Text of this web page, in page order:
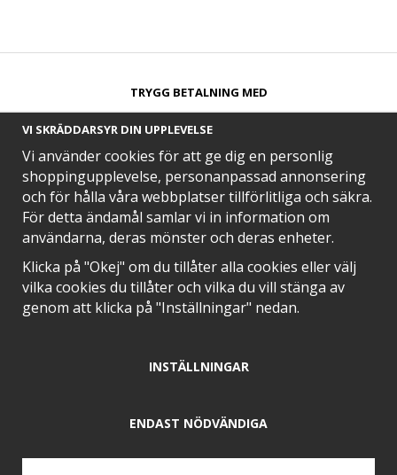
TRYGG BETALNING MED​
SNABB LEVERANS MED
EN DEL AV
VI SKRÄDDARSYR DIN UPPLEVELSE
Vi använder cookies för att ge dig en personlig
shoppingupplevelse, personanpassad annonsering
och för hålla våra webbplatser tillförlitliga och säkra.
För detta ändamål samlar vi in information om
användarna, deras mönster och deras enheter.
Klicka på "Okej" om du tillåter alla cookies eller välj
vilka cookies du tillåter och vilka du vill stänga av
genom att klicka på "Inställningar" nedan.
INSTÄLLNINGAR
ENDAST NÖDVÄNDIGA